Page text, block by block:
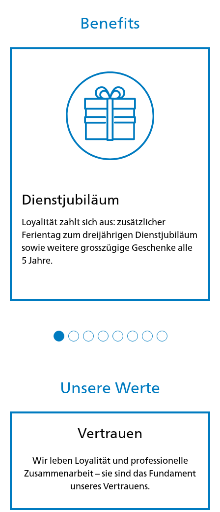
Benefits
Dienstjubiläum
Loyalität zahlt sich aus: zusätzlicher
Ferientag zum dreijährigen Dienstjubiläum
sowie weitere grosszügige Geschenke alle
5 Jahre.
Unsere Werte
Vertrauen
Wir leben Loyalität und professionelle
Zusammenarbeit – sie sind das Fundament
unseres Vertrauens.